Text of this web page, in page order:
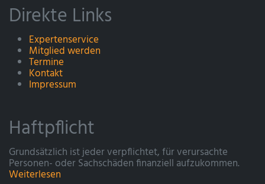
Direkte Links
Expertenservice
Mitglied werden
Termine
Kontakt
Impressum
Haftpflicht
Grundsätzlich ist jeder verpflichtet, für verursachte
Personen- oder Sachschäden finanziell aufzukommen.
Weiterlesen